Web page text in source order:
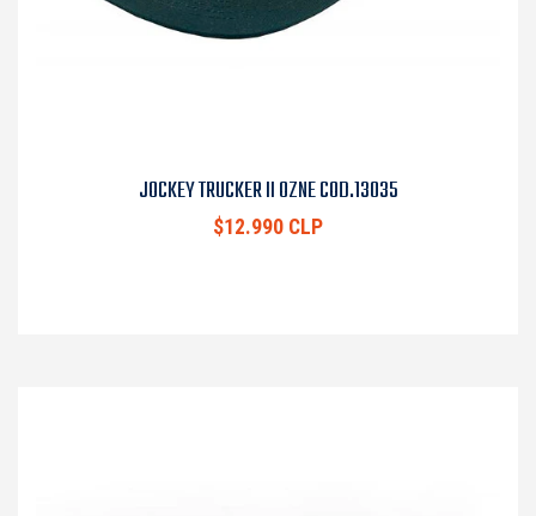
JOCKEY TRUCKER II OZNE COD.13035
$12.990 CLP